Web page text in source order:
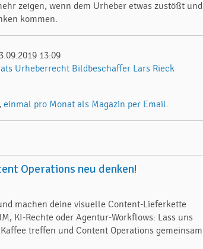
zeigen, wenn dem Urheber etwas zustößt und
kommen.
13:09
Urheberrecht Bildbeschaffer Lars Rieck
einmal pro Monat als Magazin per Email.
Operations neu denken!
machen deine visuelle Content-Lieferkette
KI-Rechte oder Agentur-Workflows: Lass uns
treffen und Content Operations gemeinsam